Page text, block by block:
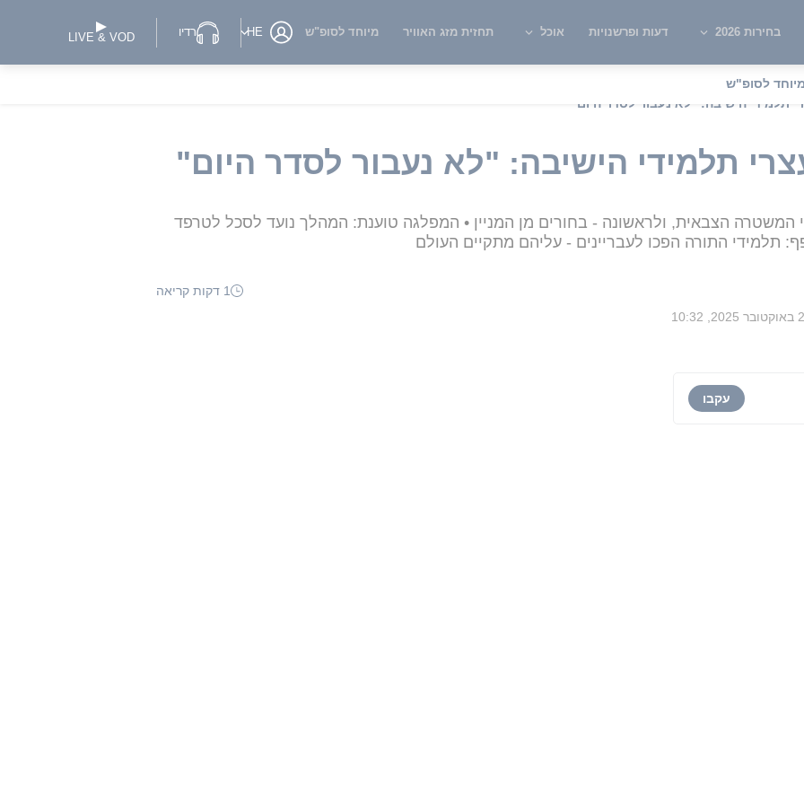
בחירות 2026 דעות ופרשנויות אוכל תחזית מזג האוויר מיוחד לסופ"ש HE רדיו LIVE & VOD
מיוחד לסופ"ש
תלמידי הישיבה: "לא נעבור לסדר היום"
תלמידי הישיבה: "לא נעבור לסדר היום"
המשטרה הצבאית, ולראשונה - בחורים מן המניין • המפלגה טוענת: המהלך נועד לסכל לטרפד
תלמידי התורה הפכו לעבריינים - עליהם מתקיים העולם
1 דקות קריאה
10:32
עקבו